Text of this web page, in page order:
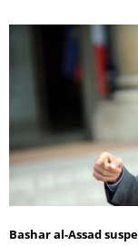
Bashar al-Assad